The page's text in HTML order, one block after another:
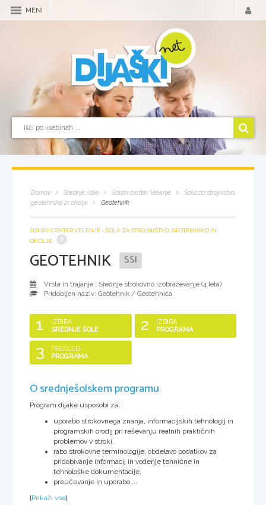
MENI
Domov Srednje šole Šolski center Velenje
Šola za strojništvo,
geotehniko in okolje
Geotehnik
ŠOLSKI CENTER VELENJE - ŠOLA ZA STROJNIŠTVO, GEOTEHNIKO IN
OKOLJE
GEOTEHNIK SSI
Vrsta in trajanje : Srednje strokovno izobraževanje (4 leta)
Pridobljen naziv: Geotehnik / Geotehnica
1
IZBIRA
SREDNJE ŠOLE
2
IZBIRA
PROGRAMA
3
PREGLED
PROGRAMA
O srednješolskem programu
Program dijake usposobi za:
uporabo strokovnega znanja, informacijskih tehnologij in
programskih orodij pri reševanju realnih praktičnih
problemov v stroki,
rabo strokovne terminologije, obdelavo podatkov za
pridobivanje informacij in vodenje tehnične in
tehnološke dokumentacije,
preučevanje in uporabo ...
[Prikaži vse]